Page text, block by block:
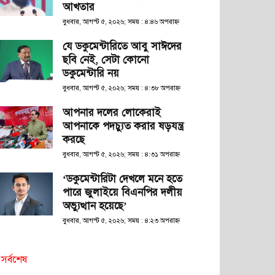
আখতার
বুধবার, আগস্ট ৫, ২০২৬; সময় : ৪:৪৬ অপরাহ্ণ
যে ডকুমেন্টারিতে আবু সাঈদের
ছবি নেই, সেটা কোনো
ডকুমেন্টারি নয়
বুধবার, আগস্ট ৫, ২০২৬; সময় : ৪:৩৮ অপরাহ্ণ
আপনার দলের লোকেরাই
আপনাকে পদচ্যুত করার ষড়যন্ত্র
করছে
বুধবার, আগস্ট ৫, ২০২৬; সময় : ৪:৩১ অপরাহ্ণ
‘ডকুমেন্টারিটা দেখলে মনে হতে
পারে জুলাইয়ে বিএনপির দলীয়
অভ্যুত্থান হয়েছে’
বুধবার, আগস্ট ৫, ২০২৬; সময় : ৪:২৩ অপরাহ্ণ
সর্বশেষ